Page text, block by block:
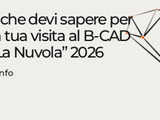
devi sapere per
visita al B-CAD
Nuvola” 2026